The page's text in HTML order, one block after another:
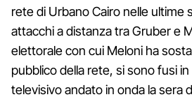
rete di Urbano Cairo nelle ultime
attacchi a distanza tra Gruber e
elettorale con cui Meloni ha
pubblico della rete, si sono fusi
televisivo andato in onda la sera